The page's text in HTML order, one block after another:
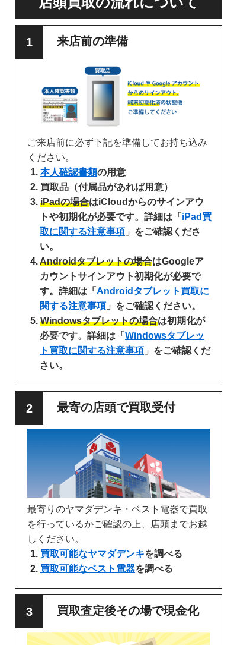
来店前の準備
ご来店前に必ず下記を準備してお持ち込み
ください。
本人確認書類の用意
買取品（付属品があれば用意）
iPadの場合はiCloudからのサインアウ
トや初期化が必要です。詳細は「 iPad買
取に関する注意事項 」をご確認くださ
い。
Androidタブレットの場合はGoogleア
カウントサインアウト初期化が必要で
す。詳細は「 Androidタブレット買取に
関する注意事項 」をご確認ください。
Windowsタブレットの場合は初期化が
必要です。詳細は「 Windowsタブレッ
ト買取に関する注意事項 」をご確認くだ
さい。
最寄の店頭で買取受付
最寄りのヤマダデンキ・ベスト電器で買取
を行っているかご確認の上、店頭までお越
しください。
買取可能なヤマダデンキを調べる
買取可能なベスト電器を調べる
買取査定後その場で現金化